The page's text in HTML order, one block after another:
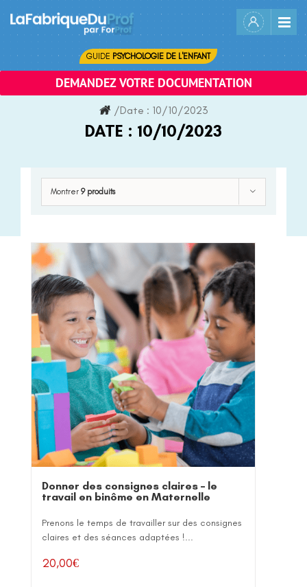
content
GUIDE PSYCHOLOGIE DE L'ENFANT
DEMANDEZ VOTRE DOCUMENTATION
/Date : 10/10/2023
DATE : 10/10/2023
Montrer 9 produits
Donner des consignes claires – le
travail en binôme en Maternelle
Prenons le temps de travailler sur des consignes
claires et des séances adaptées !...
20,00€